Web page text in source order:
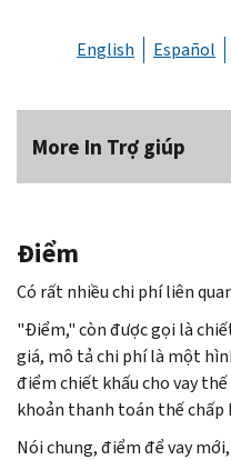
English Español
More In Trợ giúp
Điểm
Có rất nhiều chi phí liên
"Điểm," còn được gọi là
giá, mô tả chi phí là một
điểm chiết khấu cho vay
khoản thanh toán thế chấp
Nói chung, điểm để vay